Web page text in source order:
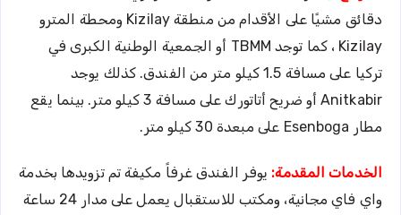
دقائق مشيًا على الأقدام من منطقة Kizilay ومحطة المترو
Kizilay ، كما توجد TBMM أو الجمعية الوطنية الكبرى في
تركيا على مسافة 1.5 كيلو متر من الفندق. كذلك يوجد
Anitkabir أو ضريح أتاتورك على مسافة 3 كيلو متر. بينما يقع
مطار Esenboga على مبعدة 30 كيلو متر.
الخدمات المقدمة: يوفر الفندق غرفاً مكيفة تم تزويدها بخدمة
واي فاي مجانية، ومكتب للاستقبال يعمل على مدار 24 ساعة